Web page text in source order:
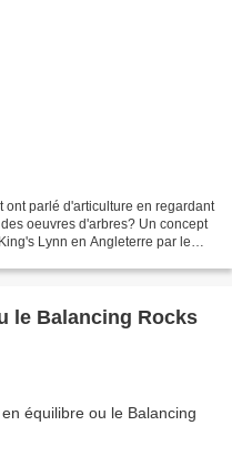
ont parlé d'articulture en regardant
oeuvres d'arbres? Un concept
Lynn en Angleterre par le
le Balancing Rocks